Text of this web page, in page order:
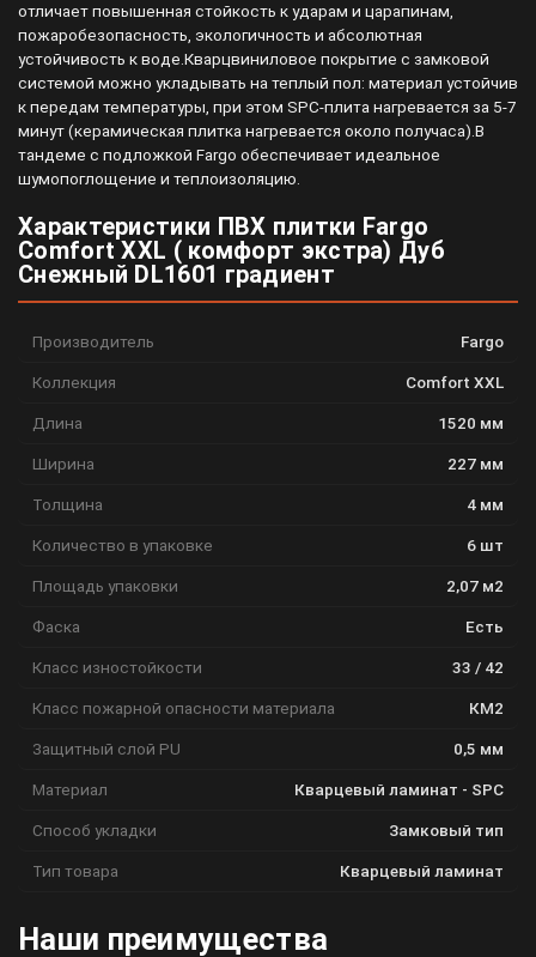
отличает повышенная стойкость к ударам и царапинам,
пожаробезопасность, экологичность и абсолютная
устойчивость к воде.Кварцвиниловое покрытие с замковой
системой можно укладывать на теплый пол: материал устойчив
к передам температуры, при этом SPC-плита нагревается за 5-7
минут (керамическая плитка нагревается около получаса).В
тандеме с подложкой Fargo обеспечивает идеальное
шумопоглощение и теплоизоляцию.
Характеристики ПВХ плитки Fargo
Comfort XXL ( комфорт экстра) Дуб
Снежный DL1601 градиент
Производитель Fargo
Коллекция Comfort XXL
Длина 1520 мм
Ширина 227 мм
Толщина 4 мм
Количество в упаковке 6 шт
Площадь упаковки 2,07 м2
Фаска Есть
Класс изностойкости 33 / 42
Класс пожарной опасности материала КМ2
Защитный слой PU 0,5 мм
Материал Кварцевый ламинат - SPC
Способ укладки Замковый тип
Тип товара Кварцевый ламинат
Наши преимущества